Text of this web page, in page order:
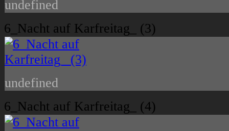
undefined
6_Nacht auf Karfreitag_ (3)
undefined
6_Nacht auf Karfreitag_ (4)